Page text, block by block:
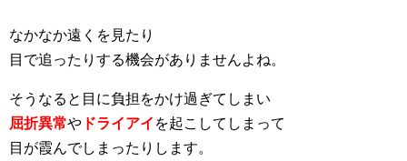
なかなか遠くを見たり
目で追ったりする機会がありませんよね。
そうなると目に負担をかけ過ぎてしまい
屈折異常や ドライアイ を起こしてしまって
目が霞んでしまったりします。